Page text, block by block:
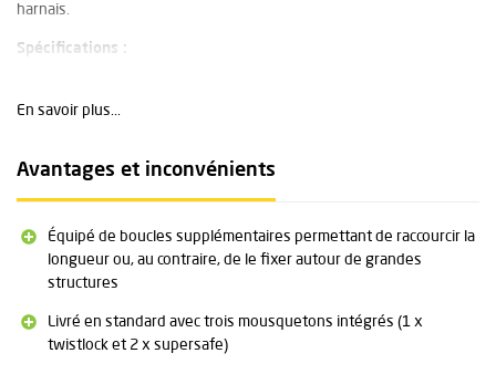
harnais.
Spécifications :
Autres types de crochets disponibles sur demande
Livré en standard avec une ligne de vie bleue et une ligne de vie
noire, des variantes en orange et/ou entièrement noires sont
disponibles sur demande
Longueur (mesurée depuis l'œillet de l'absorbeur de chocs
jusqu'à l'extrémité de la ligne de vie, sans les mousquetons) : 1,3
Poids : 446 grammes (version avec mousquetons Triact-Lock).
Poids maximal de l'utilisateur : 130 kg
En savoir plus...
Avantages et inconvénients
Équipé de boucles supplémentaires permettant de raccourcir la
longueur ou, au contraire, de le fixer autour de grandes
structures
Livré en standard avec trois mousquetons intégrés (1 x
twistlock et 2 x supersafe)